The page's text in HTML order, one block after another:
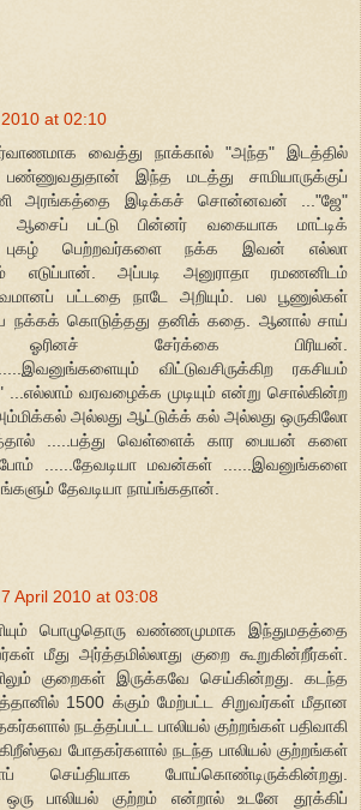
at 02:10
வைத்து நாக்கால் "அந்த" இடத்தில்
இந்த மடத்து சாமியாருக்குப்
அரங்கத்தை இடிக்கச் சொன்னவன் ..."ஜே"
ஆசைப் பட்டு பின்னர் வகையாக மாட்டிக்
பெற்றவர்களை நக்க இவன் எல்லா
எடுப்பான். அப்படி அனுராதா ரமணனிடம்
பட்டதை நாடே அறியும். பல பூணுல்கள்
நக்கக் கொடுத்தது தனிக் கதை. ஆனால் சாய்
ஓரினச் சேர்க்கை பிரியன்.
விட்டுவசிருக்கிற ரகசியம்
...எல்லாம் வரவழைக்க முடியும் என்று சொல்கின்ற
அல்லது ஆட்டுக்க் கல் அல்லது ஒருகிலோ
.....பத்து வெள்ளைக் கார பையன் களை
......தேவடியா மவன்கள் ......இவனுங்களை
தேவடியா நாய்ங்கதான்.
7 April 2010 at 03:08
பொழுதொரு வண்ணமுமாக இந்துமதத்தை
மீது அர்த்தமில்லாது குறை கூறுகின்றீர்கள்.
குறைகள் இருக்கவே செய்கின்றது. கடந்த
1500 க்கும் மேற்பட்ட சிறுவர்கள் மீதான
நடத்தப்பட்ட பாலியல் குற்றங்கள் பதிவாகி
போதகர்களால் நடந்த பாலியல் குற்றங்கள்
செய்தியாக போய்கொண்டிருக்கின்றது.
ஒரு பாலியல் குற்றம் என்றால் உடனே தூக்கிப்